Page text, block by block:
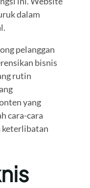
dalam
pelanggan
bisnis
rutin
yang
cara-cara